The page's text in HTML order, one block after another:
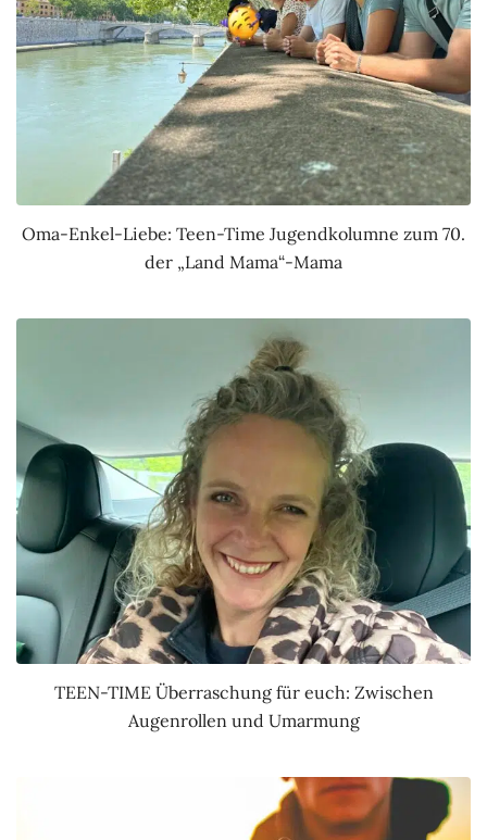
Oma-Enkel-Liebe: Teen-Time Jugendkolumne zum 70.
der „Land Mama“-Mama
TEEN-TIME Überraschung für euch: Zwischen
Augenrollen und Umarmung